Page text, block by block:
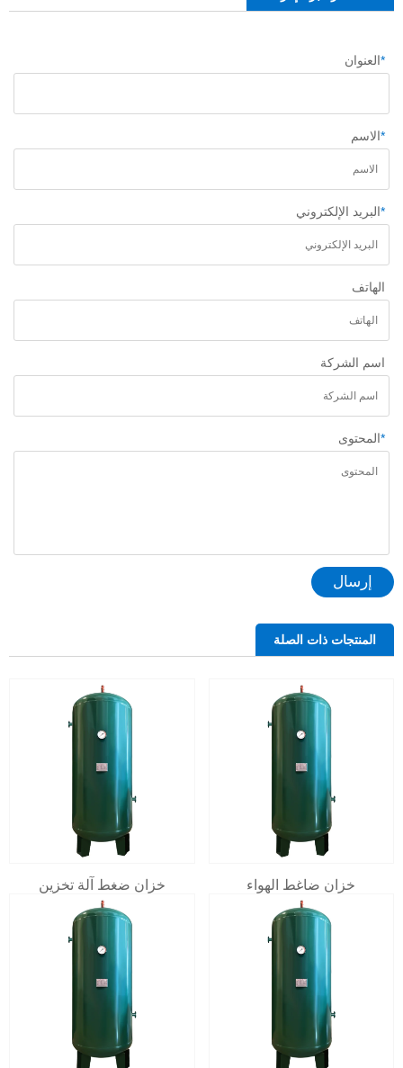
*العنوان
*الاسم
*البريد الإلكتروني
الهاتف
اسم الشركة
*المحتوى
إرسال
المنتجات ذات الصلة
خزان ضغط آلة تخزين خزان ضاغط الهواء